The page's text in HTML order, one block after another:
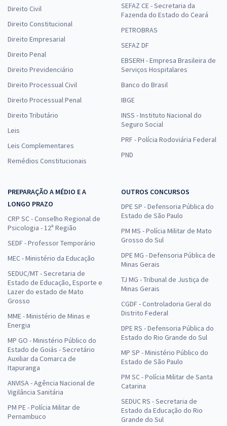
Direito Civil
Direito Constitucional
Direito Empresarial
Direito Penal
Direito Previdenciário
Direito Processual Civil
Direito Processual Penal
Direito Tributário
Leis
Leis Complementares
Remédios Constitucionais
SEFAZ CE - Secretaria da
Fazenda do Estado do Ceará
PETROBRAS
SEFAZ DF
EBSERH - Empresa Brasileira de
Serviços Hospitalares
Banco do Brasil
IBGE
INSS - Instituto Nacional do
Seguro Social
PRF - Polícia Rodoviária Federal
PND
PREPARAÇÃO A MÉDIO E A
LONGO PRAZO
CRP SC - Conselho Regional de
Psicologia - 12ª Região
SEDF - Professor Temporário
MEC - Ministério da Educação
SEDUC/MT - Secretaria de
Estado de Educação, Esporte e
Lazer do estado de Mato
Grosso
MME - Ministério de Minas e
Energia
MP GO - Ministério Público do
Estado de Goiás - Secretário
Auxiliar da Comarca de
Itapuranga
ANVISA - Agência Nacional de
Vigilância Sanitária
PM PE - Polícia Militar de
Pernambuco
OUTROS CONCURSOS
DPE SP - Defensoria Pública do
Estado de São Paulo
PM MS - Polícia Militar de Mato
Grosso do Sul
DPE MG - Defensoria Pública de
Minas Gerais
TJ MG - Tribunal de Justiça de
Minas Gerais
CGDF - Controladoria Geral do
Distrito Federal
DPE RS - Defensoria Pública do
Estado do Rio Grande do Sul
MP SP - Ministério Público do
Estado de São Paulo
PM SC - Polícia Militar de Santa
Catarina
SEDUC RS - Secretaria de
Estado da Educação do Rio
Grande do Sul